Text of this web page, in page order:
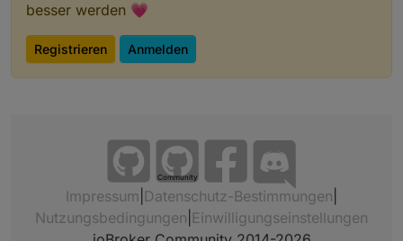
besser werden 💗
Registrieren Anmelden
Community
Impressum Datenschutz-Bestimmungen
Nutzungsbedingungen Einwilligungseinstellungen